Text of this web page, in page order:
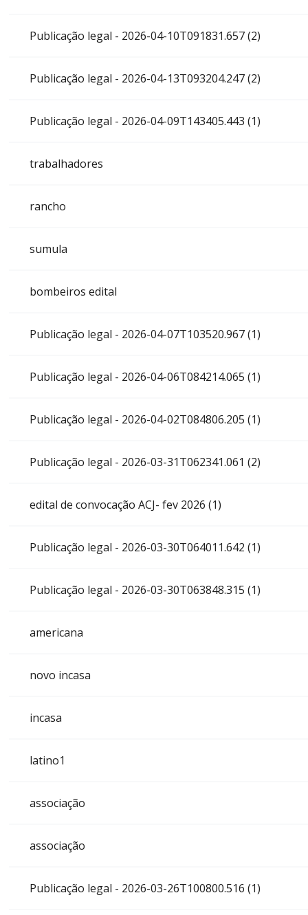
Publicação legal - 2026-04-10T091831.657 (2)
Publicação legal - 2026-04-13T093204.247 (2)
Publicação legal - 2026-04-09T143405.443 (1)
trabalhadores
rancho
sumula
bombeiros edital
Publicação legal - 2026-04-07T103520.967 (1)
Publicação legal - 2026-04-06T084214.065 (1)
Publicação legal - 2026-04-02T084806.205 (1)
Publicação legal - 2026-03-31T062341.061 (2)
edital de convocação ACJ- fev 2026 (1)
Publicação legal - 2026-03-30T064011.642 (1)
Publicação legal - 2026-03-30T063848.315 (1)
americana
novo incasa
incasa
latino1
associação
associação
Publicação legal - 2026-03-26T100800.516 (1)